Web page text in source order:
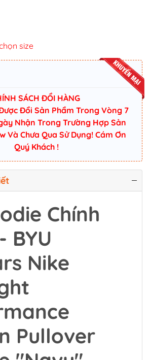
size
SÁCH ĐỔI HÀNG
Đổi Sản Phẩm Trong Vòng 7
Nhận Trong Trường Hợp Sản
Và Chưa Qua Sử Dụng! Cám Ơn
Quý Khách !
Chính
BYU
Nike
Pullover